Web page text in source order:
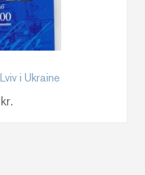
i Ukraine
kr.